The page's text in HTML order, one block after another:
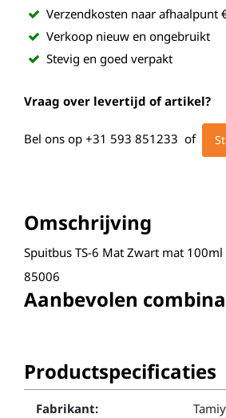
Verzendkosten naar afhaalpunt
Verkoop nieuw en ongebruikt
Stevig en goed verpakt
Vraag over levertijd of artikel?
Bel ons op +31 593 851233 of
Omschrijving
Spuitbus TS-6 Mat Zwart mat
85006
Aanbevolen
Productspecificaties
Fabrikant: